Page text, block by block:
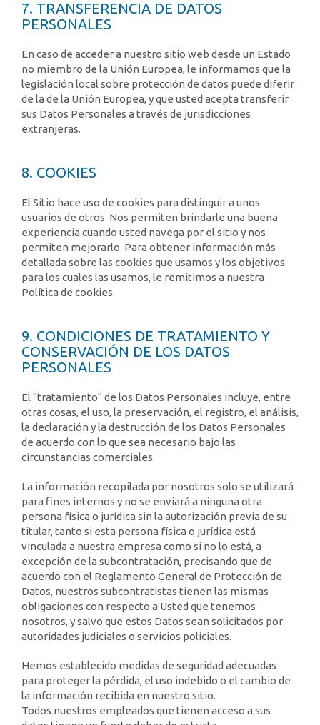
7. TRANSFERENCIA DE DATOS
PERSONALES
En caso de acceder a nuestro sitio web desde un Estado
no miembro de la Unión Europea, le informamos que la
legislación local sobre protección de datos puede diferir
de la de la Unión Europea, y que usted acepta transferir
sus Datos Personales a través de jurisdicciones
extranjeras.
8. COOKIES
El Sitio hace uso de cookies para distinguir a unos
usuarios de otros. Nos permiten brindarle una buena
experiencia cuando usted navega por el sitio y nos
permiten mejorarlo. Para obtener información más
detallada sobre las cookies que usamos y los objetivos
para los cuales las usamos, le remitimos a nuestra
Política de cookies.
9. CONDICIONES DE TRATAMIENTO Y
CONSERVACIÓN DE LOS DATOS
PERSONALES
El "tratamiento" de los Datos Personales incluye, entre
otras cosas, el uso, la preservación, el registro, el análisis,
la declaración y la destrucción de los Datos Personales
de acuerdo con lo que sea necesario bajo las
circunstancias comerciales.
La información recopilada por nosotros solo se utilizará
para fines internos y no se enviará a ninguna otra
persona física o jurídica sin la autorización previa de su
titular, tanto si esta persona física o jurídica está
vinculada a nuestra empresa como si no lo está, a
excepción de la subcontratación, precisando que de
acuerdo con el Reglamento General de Protección de
Datos, nuestros subcontratistas tienen las mismas
obligaciones con respecto a Usted que tenemos
nosotros, y salvo que estos Datos sean solicitados por
autoridades judiciales o servicios policiales.
Hemos establecido medidas de seguridad adecuadas
para proteger la pérdida, el uso indebido o el cambio de
la información recibida en nuestro sitio.
Todos nuestros empleados que tienen acceso a sus